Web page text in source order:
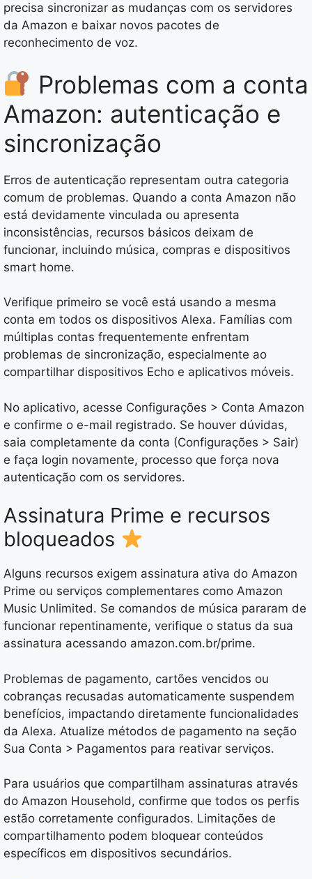
precisa sincronizar as mudanças com os servidores
da Amazon e baixar novos pacotes de
reconhecimento de voz.
Problemas com a conta
Amazon: autenticação e
sincronização
Erros de autenticação representam outra categoria
comum de problemas. Quando a conta Amazon não
está devidamente vinculada ou apresenta
inconsistências, recursos básicos deixam de
funcionar, incluindo música, compras e dispositivos
smart home.
Verifique primeiro se você está usando a mesma
conta em todos os dispositivos Alexa. Famílias com
múltiplas contas frequentemente enfrentam
problemas de sincronização, especialmente ao
compartilhar dispositivos Echo e aplicativos móveis.
No aplicativo, acesse Configurações > Conta Amazon
e confirme o e-mail registrado. Se houver dúvidas,
saia completamente da conta (Configurações > Sair)
e faça login novamente, processo que força nova
autenticação com os servidores.
Assinatura Prime e recursos
bloqueados
Alguns recursos exigem assinatura ativa do Amazon
Prime ou serviços complementares como Amazon
Music Unlimited. Se comandos de música pararam de
funcionar repentinamente, verifique o status da sua
assinatura acessando amazon.com.br/prime.
Problemas de pagamento, cartões vencidos ou
cobranças recusadas automaticamente suspendem
benefícios, impactando diretamente funcionalidades
da Alexa. Atualize métodos de pagamento na seção
Sua Conta > Pagamentos para reativar serviços.
Para usuários que compartilham assinaturas através
do Amazon Household, confirme que todos os perfis
estão corretamente configurados. Limitações de
compartilhamento podem bloquear conteúdos
específicos em dispositivos secundários.